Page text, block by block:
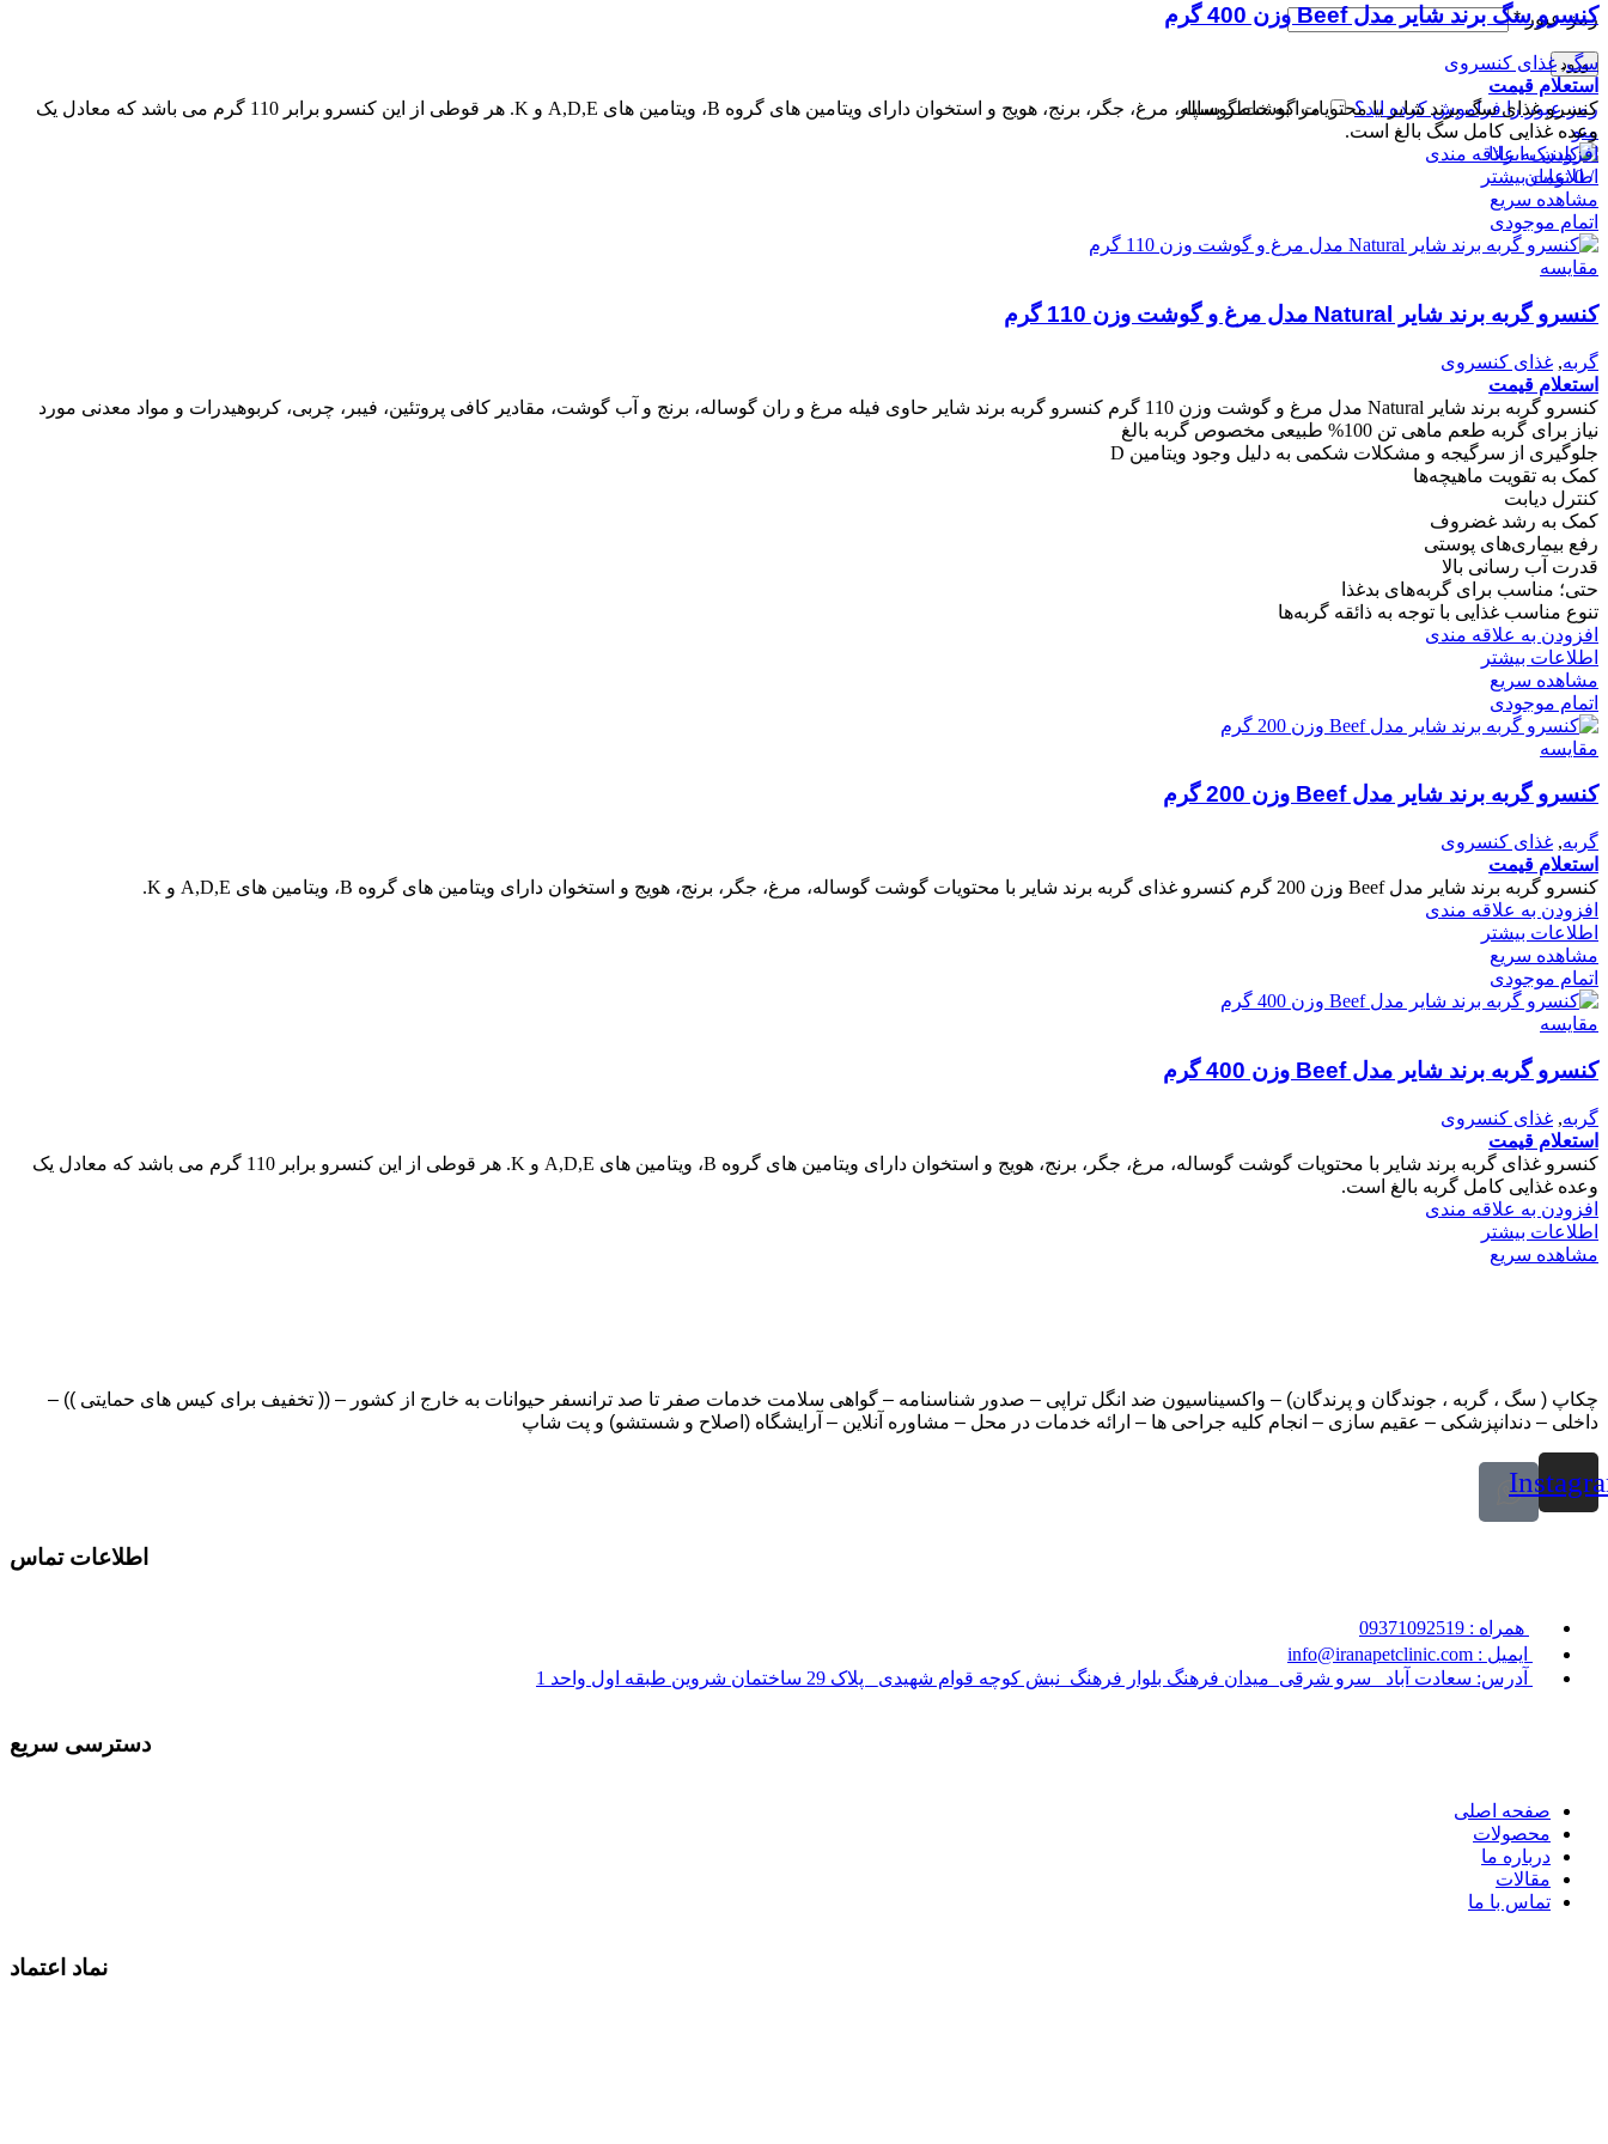
رمز عبور*
ورود
رمز عبور را فراموش کرده اید؟
مرا به خاطر بسپار
منو
/
0 تومان
کنسرو سگ برند شایر مدل Beef وزن 400 گرم
سگ, غذای کنسروی
استعلام قیمت
کنسرو غذای سگ برند شایر با محتویات گوشت گوساله، مرغ، جگر، برنج، هویج و استخوان دارای ویتامین های گروه B، ویتامین های A,D,E و K. هر قوطی از این کنسرو برابر 110 گرم می باشد که معادل یک
وعده غذایی کامل سگ بالغ است.
افزودن به علاقه مندی
اطلاعات بیشتر
مشاهده سریع
اتمام موجودی
مقایسه
کنسرو گربه برند شایر Natural مدل مرغ و گوشت وزن 110 گرم
گربه, غذای کنسروی
استعلام قیمت
کنسرو گربه برند شایر Natural مدل مرغ و گوشت وزن 110 گرم کنسرو گربه برند شایر حاوی فیله مرغ و ران گوساله، برنج و آب گوشت، مقادیر کافی پروتئین، فیبر، چربی، کربوهیدرات و مواد معدنی مورد
نیاز برای گربه طعم ماهی تن 100% طبیعی مخصوص گربه بالغ
جلوگیری از سرگیجه و مشکلات شکمی به دلیل وجود ویتامین D
کمک به تقویت ماهیچه‌ها
کنترل دیابت
کمک به رشد غضروف
رفع بیماری‌های پوستی
قدرت آب رسانی بالا
حتی؛ مناسب برای گربه‌های بدغذا
تنوع مناسب غذایی با توجه به ذائقه گربه‌ها
افزودن به علاقه مندی
اطلاعات بیشتر
مشاهده سریع
اتمام موجودی
مقایسه
کنسرو گربه برند شایر مدل Beef وزن 200 گرم
گربه, غذای کنسروی
استعلام قیمت
کنسرو گربه برند شایر مدل Beef وزن 200 گرم کنسرو غذای گربه برند شایر با محتویات گوشت گوساله، مرغ، جگر، برنج، هویج و استخوان دارای ویتامین های گروه B، ویتامین های A,D,E و K.
افزودن به علاقه مندی
اطلاعات بیشتر
مشاهده سریع
اتمام موجودی
مقایسه
کنسرو گربه برند شایر مدل Beef وزن 400 گرم
گربه, غذای کنسروی
استعلام قیمت
کنسرو غذای گربه برند شایر با محتویات گوشت گوساله، مرغ، جگر، برنج، هویج و استخوان دارای ویتامین های گروه B، ویتامین های A,D,E و K. هر قوطی از این کنسرو برابر 110 گرم می باشد که معادل یک
وعده غذایی کامل گربه بالغ است.
افزودن به علاقه مندی
اطلاعات بیشتر
مشاهده سریع
چکاپ ( سگ ، گربه ، جوندگان و پرندگان) – واکسیناسیون ضد انگل تراپی – صدور شناسنامه – گواهی سلامت خدمات صفر تا صد ترانسفر حیوانات به خارج از کشور – (( تخفیف برای کیس های حمایتی )) –
داخلی – دندانپزشکی – عقیم سازی – انجام کلیه جراحی ها – ارائه خدمات در محل – مشاوره آنلاین – آرایشگاه (اصلاح و شستشو) و پت شاپ
اطلاعات تماس
همراه : 09371092519
ایمیل : info@iranapetclinic.com
آدرس: سعادت آباد _سرو شرقی_میدان فرهنگ بلوار فرهنگ_نبش کوچه قوام شهیدی_ پلاک 29 ساختمان شروین طبقه اول واحد 1
دسترسی سریع
صفحه اصلی
محصولات
درباره ما
مقالات
تماس با ما
نماد اعتماد